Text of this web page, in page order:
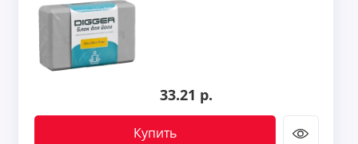
33.21 р.
Купить